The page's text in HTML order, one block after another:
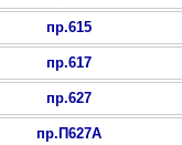
пр.615
пр.617
пр.627
пр.П627А